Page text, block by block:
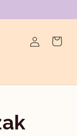
Inloggen
Winkelwagen